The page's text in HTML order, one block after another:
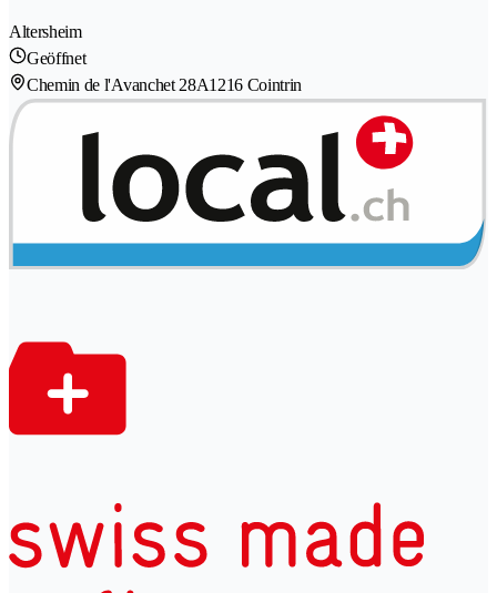
Altersheim
Geöffnet
Chemin de l'Avanchet 28A1216 Cointrin